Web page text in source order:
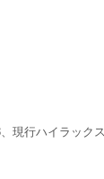
現行ハイラック